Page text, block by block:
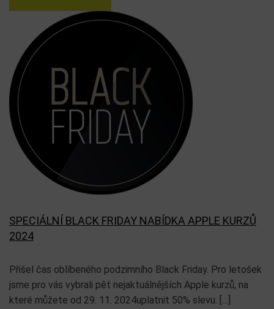
SPECIÁLNÍ BLACK FRIDAY NABÍDKA APPLE KURZŮ
2024
Přišel čas oblíbeného podzimního Black Friday. Pro letošek
jsme pro vás vybrali pět nejaktuálnějších Apple kurzů, na
které můžete od 29. 11. 2024uplatnit 50% slevu. […]